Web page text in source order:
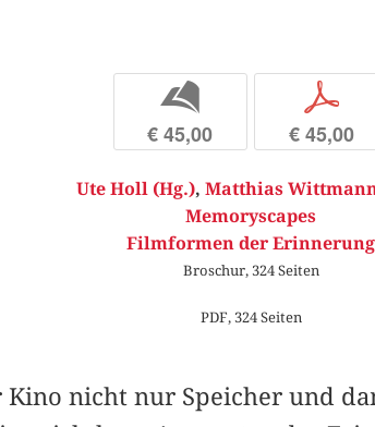
b
€ 45,00
p
€ 45,00
Ute Holl (Hg.), Matthias
Memoryscapes
Filmformen der Erinnerung
Broschur, 324 Seiten
PDF, 324 Seiten
nicht nur Speicher und